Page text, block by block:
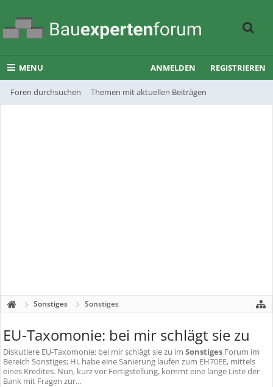
MENU
Foren durchsuchen Themen mit aktuellen Beiträgen
ANMELDEN REGISTRIEREN
Sonstiges Sonstiges
EU-Taxomonie: bei mir schlägt sie zu
Diskutiere EU-Taxomonie: bei mir schlägt sie zu im Sonstiges Forum im
Bereich Sonstiges; Hi, habe eine Sanierung laufen zum EH70EE, mittels
eines Kredites. Nun, kurz vor Fertigstellung, kommt eine lange Liste der
Bank mit Fragen zur...